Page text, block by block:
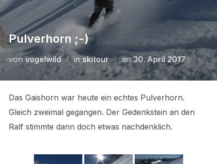
Pulverhorn ;-)
von vogelwild in skitour anVeröffentlicht
am
30. April 2017
Das Gaishorn war heute ein echtes Pulverhorn.
Gleich zweimal gegangen. Der Gedenkstein an den
Ralf stimmte dann doch etwas nachdenklich.